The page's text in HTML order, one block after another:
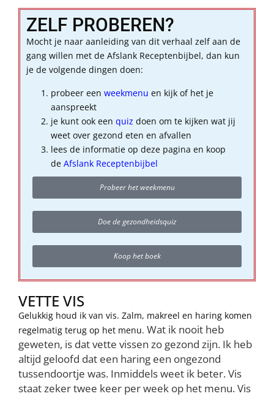
ZELF PROBEREN?
Mocht je naar aanleiding van dit verhaal zelf aan de
gang willen met de Afslank Receptenbijbel, dan kun
je de volgende dingen doen:
probeer een weekmenu en kijk of het je
aanspreekt
je kunt ook een quiz doen om te kijken wat jij
weet over gezond eten en afvallen
lees de informatie op deze pagina en koop
de Afslank Receptenbijbel
Probeer het weekmenu
Doe de gezondheidsquiz
Koop het boek
VETTE VIS
Gelukkig houd ik van vis. Zalm, makreel en haring komen
regelmatig terug op het menu. Wat ik nooit heb
geweten, is dat vette vissen zo gezond zijn. Ik heb
altijd geloofd dat een haring een ongezond
tussendoortje was. Inmiddels weet ik beter. Vis
staat zeker twee keer per week op het menu. Vis